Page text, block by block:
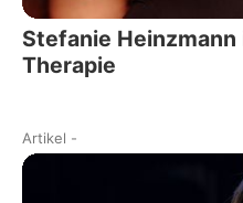
Stefanie
Therapie
Artikel -